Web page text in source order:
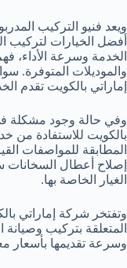
ويعد فنيو التركيب
أفضل الخيارات لتركيب
الخدمة وسرعة الأداء،
والموديلات المتوفرة.
إماراتي بالكويت تقدم
وفي حالة وجود مشكلة
بالكويت للاستفادة من
المطابقة للمواصفات
إصلاح أعطال السخانات
الغيار الخاصة بها.
وتفتخر شركة إماراتي
المتعلقة بتركيب
وسرعة تقديمها بأسعار